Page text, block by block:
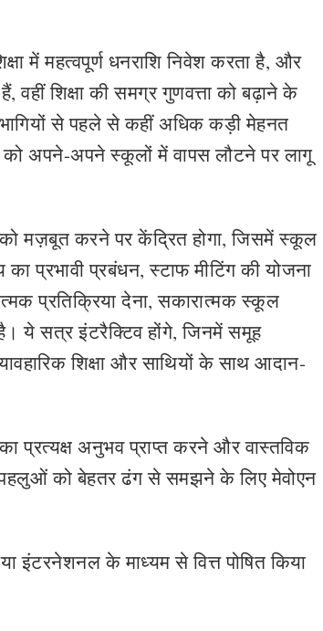
में महत्वपूर्ण धनराशि निवेश करता है, और
शिक्षा की समग्र गुणवत्ता को बढ़ाने के
से पहले से कहीं अधिक कड़ी मेहनत
अपने-अपने स्कूलों में वापस लौटने पर लागू
मज़बूत करने पर केंद्रित होगा, जिसमें स्कूल
प्रभावी प्रबंधन, स्टाफ मीटिंग की योजना
प्रतिक्रिया देना, सकारात्मक स्कूल
ये सत्र इंटरैक्टिव होंगे, जिनमें समूह
शिक्षा और साथियों के साथ आदान-
प्रत्यक्ष अनुभव प्राप्त करने और वास्तविक
को बेहतर ढंग से समझने के लिए मेवोएन
इंटरनेशनल के माध्यम से वित्त पोषित किया